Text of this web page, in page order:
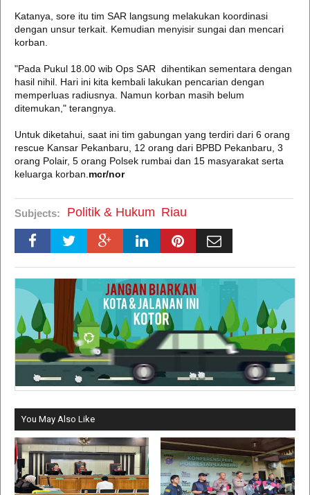
Katanya, sore itu tim SAR langsung melakukan koordinasi
dengan unsur terkait. Kemudian menyisir sungai dan mencari
korban.
"Pada Pukul 18.00 wib Ops SAR dihentikan sementara dengan
hasil nihil. Hari ini kita kembali lakukan pencarian dengan
memperluas radiusnya. Namun korban masih belum
ditemukan," terangnya.
Untuk diketahui, saat ini tim gabungan yang terdiri dari 6 orang
rescue Kansar Pekanbaru, 12 orang dari BPBD Pekanbaru, 3
orang Polair, 5 orang Polsek rumbai dan 15 masyarakat serta
keluarga korban. mcr/nor
Subjects: Politik & Hukum Riau
You May Also Like